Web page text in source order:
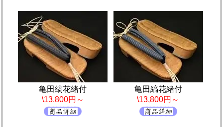
亀田縞花緒付
\13,800円～
亀田縞花緒付
\13,800円～